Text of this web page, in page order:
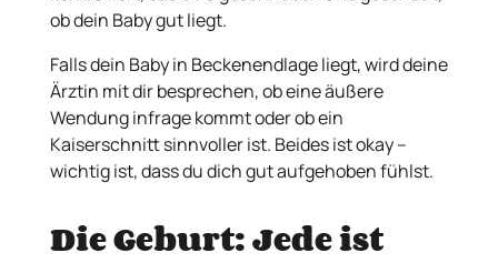
ob dein Baby gut liegt.
Falls dein Baby in Beckenendlage liegt, wird deine
Ärztin mit dir besprechen, ob eine äußere
Wendung infrage kommt oder ob ein
Kaiserschnitt sinnvoller ist. Beides ist okay –
wichtig ist, dass du dich gut aufgehoben fühlst.
Die Geburt: Jede ist